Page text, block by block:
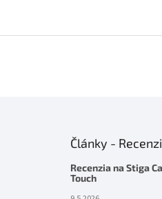
Články -
Recenzia na Stiga
Touch